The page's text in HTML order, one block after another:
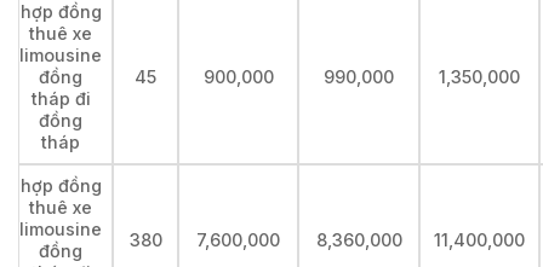
hợp đồng
thuê xe
limousine
đồng
tháp đi
đồng
tháp
45 900,000 990,000 1,350,000
hợp đồng
thuê xe
limousine
đồng
380 7,600,000 8,360,000 11,400,000